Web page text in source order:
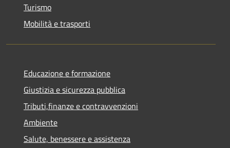
Turismo
Mobilità e trasporti
Educazione e formazione
Giustizia e sicurezza pubblica
Tributi,finanze e contravvenzioni
Ambiente
Salute, benessere e assistenza